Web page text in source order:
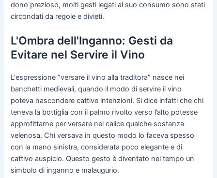
dono prezioso, molti gesti legati al suo consumo sono stati
circondati da regole e divieti.
L'Ombra dell'Inganno: Gesti da
Evitare nel Servire il Vino
L'espressione “versare il vino alla traditora” nasce nei
banchetti medievali, quando il modo di servire il vino
poteva nascondere cattive intenzioni. Si dice infatti che chi
teneva la bottiglia con il palmo rivolto verso l’alto potesse
approfittarne per versare nel calice qualche sostanza
velenosa. Chi versava in questo modo lo faceva spesso
con la mano sinistra, considerata poco elegante e di
cattivo auspicio. Questo gesto è diventato nel tempo un
simbolo di inganno e malaugurio.